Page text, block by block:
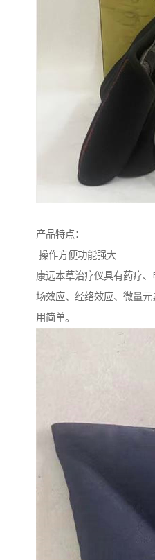
产品特点：
操作方便功能强大
康远本草治疗仪具有药疗
场效应、经络效应、微量
用简单。